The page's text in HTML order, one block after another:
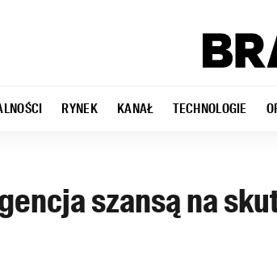
RYNEK KANAŁ TECHNOLOGIE
szansą na